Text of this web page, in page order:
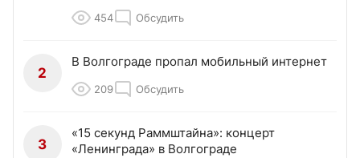
454 Обсудить
2
В Волгограде пропал мобильный интернет
209 Обсудить
3
«15 секунд Раммштайна»: концерт
«Ленинграда» в Волгограде